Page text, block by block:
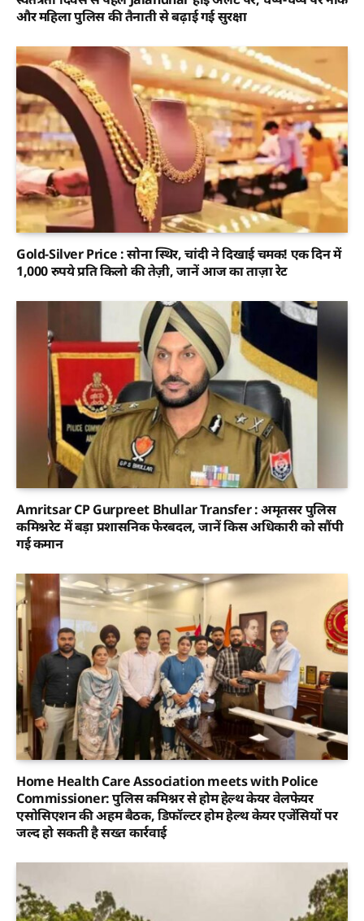
और महिला पुलिस की तैनाती से बढ़ाई गई सुरक्षा
Gold-Silver Price : सोना स्थिर, चांदी ने दिखाई चमक! एक दिन में
1,000 रुपये प्रति किलो की तेज़ी, जानें आज का ताज़ा रेट
Amritsar CP Gurpreet Bhullar Transfer : अमृतसर पुलिस
कमिश्नरेट में बड़ा प्रशासनिक फेरबदल, जानें किस अधिकारी को सौंपी
गई कमान
Home Health Care Association meets with Police
Commissioner: पुलिस कमिश्नर से होम हेल्थ केयर वेलफेयर
एसोसिएशन की अहम बैठक, डिफॉल्टर होम हेल्थ केयर एजेंसियों पर
जल्द हो सकती है सख्त कार्रवाई